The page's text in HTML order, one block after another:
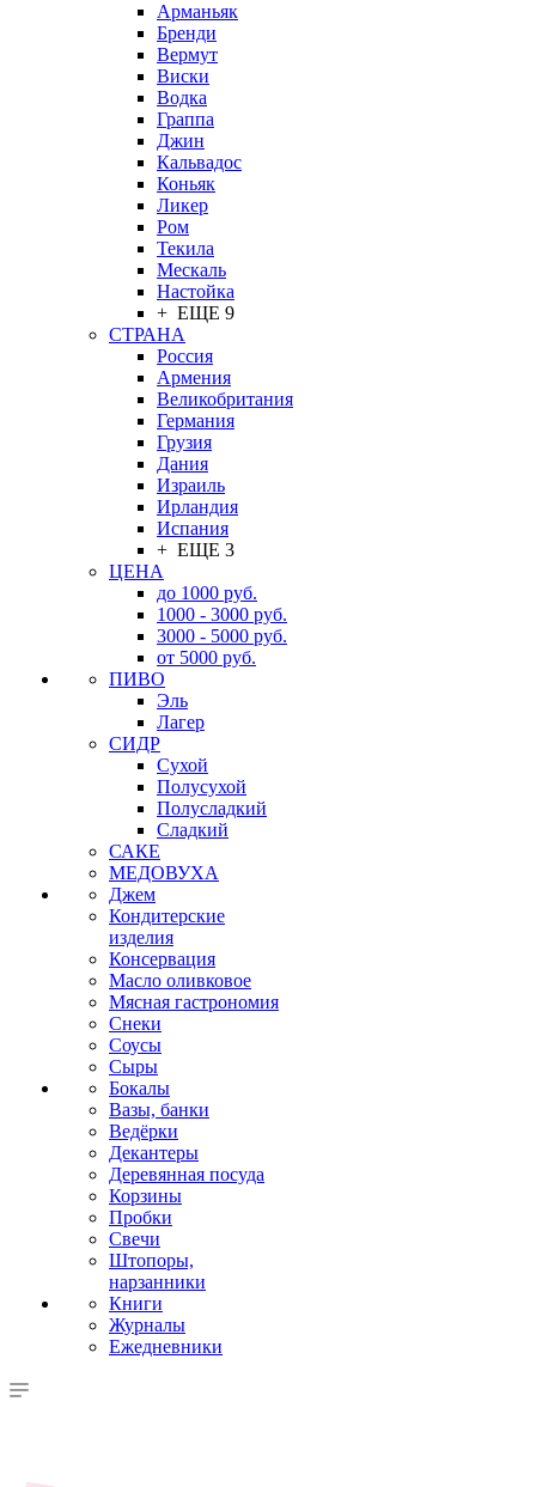
Арманьяк
Бренди
Вермут
Виски
Водка
Граппа
Джин
Кальвадос
Коньяк
Ликер
Ром
Текила
Мескаль
Настойка
+ ЕЩЕ 9
СТРАНА
Россия
Армения
Великобритания
Германия
Грузия
Дания
Израиль
Ирландия
Испания
+ ЕЩЕ 3
ЦЕНА
до 1000 руб.
1000 - 3000 руб.
3000 - 5000 руб.
от 5000 руб.
ПИВО
Эль
Лагер
СИДР
Сухой
Полусухой
Полусладкий
Сладкий
САКЕ
МЕДОВУХА
Джем
Кондитерские
изделия
Консервация
Масло оливковое
Мясная гастрономия
Снеки
Соусы
Сыры
Бокалы
Вазы, банки
Ведёрки
Декантеры
Деревянная посуда
Корзины
Пробки
Свечи
Штопоры,
нарзанники
Книги
Журналы
Ежедневники